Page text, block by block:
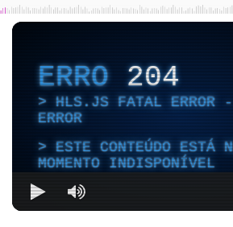
ERRO204
HLS.JS FATAL ERROR -
ERROR
ESTE CONTEÚDO ESTÁ
MOMENTO INDISPONÍVEL